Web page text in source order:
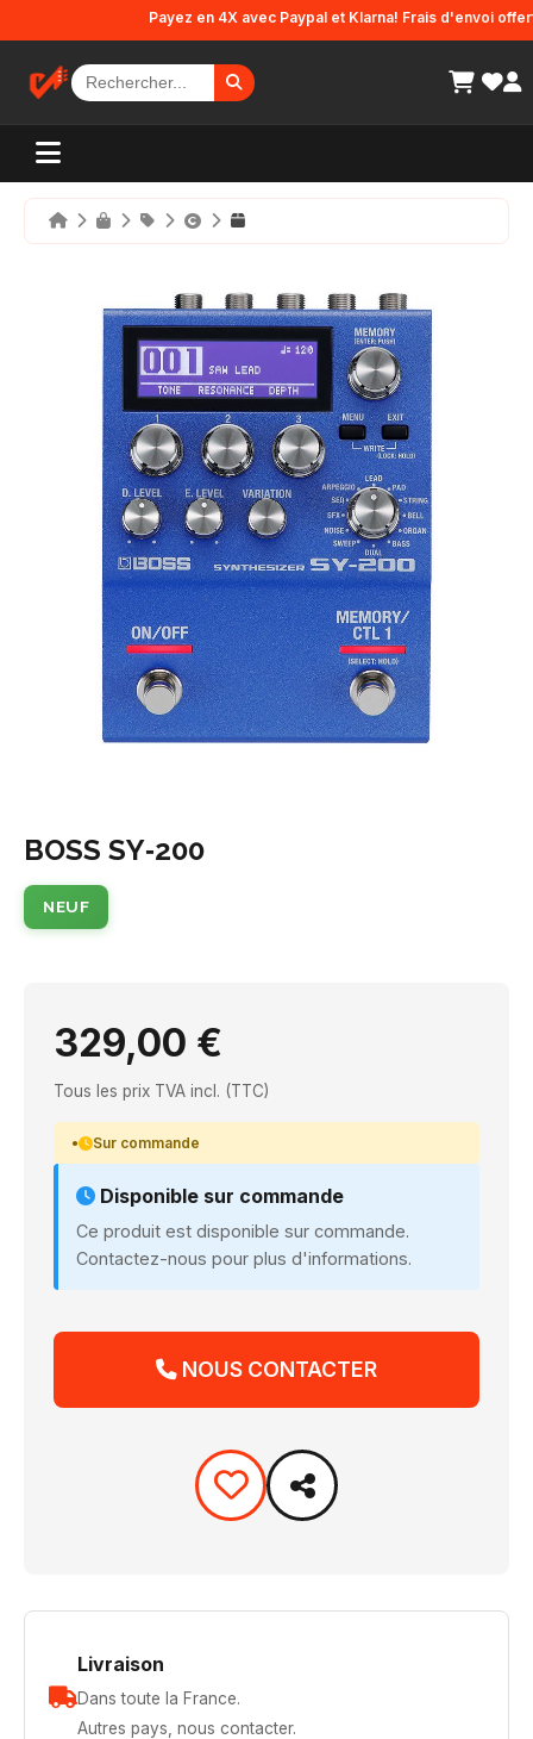
Payez en 4X avec Paypal et Klarna! Frais d'envoi offerts
BOSS SY‑200
NEUF
329,00 €
Tous les prix TVA incl. (TTC)
Sur commande
Disponible sur commande
Ce produit est disponible sur commande.
Contactez-nous pour plus d'informations.
NOUS CONTACTER
Livraison
Dans toute la France.
Autres pays, nous contacter.
Panneau de gestion des cookies